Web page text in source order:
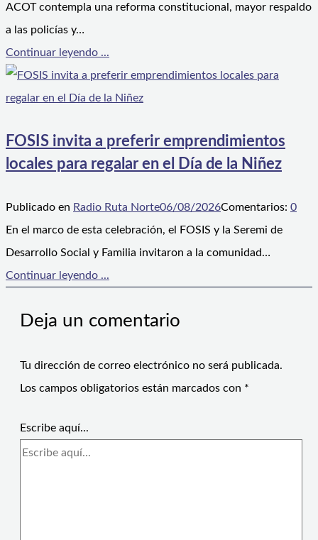
ACOT contempla una reforma constitucional, mayor respaldo
a las policías y…
Continuar leyendo ...
FOSIS invita a preferir emprendimientos
locales para regalar en el Día de la Niñez
Publicado en Radio Ruta Norte06/08/2026Comentarios: 0
En el marco de esta celebración, el FOSIS y la Seremi de
Desarrollo Social y Familia invitaron a la comunidad…
Continuar leyendo ...
Deja un comentario
Tu dirección de correo electrónico no será publicada.
Los campos obligatorios están marcados con *
Escribe aquí...